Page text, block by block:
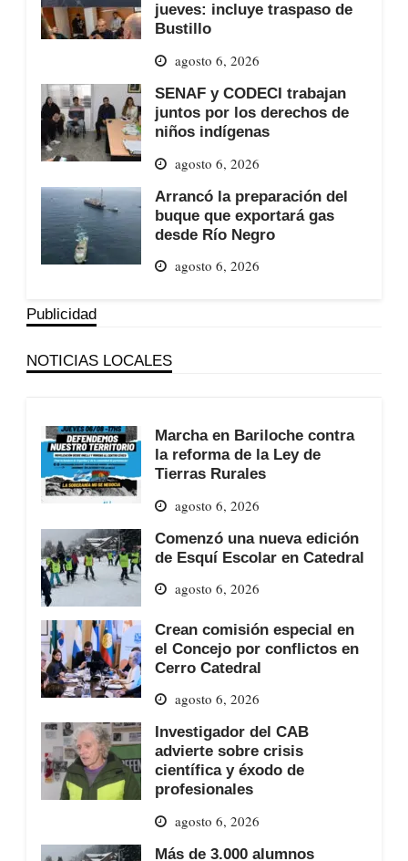
jueves: incluye traspaso de
Bustillo
agosto 6, 2026
SENAF y CODECI trabajan
juntos por los derechos de
niños indígenas
agosto 6, 2026
Arrancó la preparación del
buque que exportará gas
desde Río Negro
agosto 6, 2026
Publicidad
NOTICIAS LOCALES
Marcha en Bariloche contra
la reforma de la Ley de
Tierras Rurales
agosto 6, 2026
Comenzó una nueva edición
de Esquí Escolar en Catedral
agosto 6, 2026
Crean comisión especial en
el Concejo por conflictos en
Cerro Catedral
agosto 6, 2026
Investigador del CAB
advierte sobre crisis
científica y éxodo de
profesionales
agosto 6, 2026
Más de 3.000 alumnos